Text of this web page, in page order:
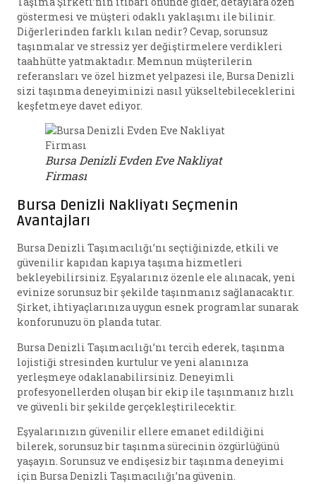
göstermesi ve müşteri odaklı yaklaşımı ile bilinir.
Diğerlerinden farklı kılan nedir? Cevap, sorunsuz
taşınmalar ve stressiz yer değiştirmelere verdikleri
taahhütte yatmaktadır. Memnun müşterilerin
referansları ve özel hizmet yelpazesi ile, Bursa Denizli
sizi taşınma deneyiminizi nasıl yükseltebileceklerini
keşfetmeye davet ediyor.
Bursa Denizli Evden Eve Nakliyat
Firması
Bursa Denizli Nakliyatı Seçmenin
Avantajları
Bursa Denizli Taşımacılığı’nı seçtiğinizde, etkili ve
güvenilir kapıdan kapıya taşıma hizmetleri
bekleyebilirsiniz. Eşyalarınız özenle ele alınacak, yeni
evinize sorunsuz bir şekilde taşınmanız sağlanacaktır.
Şirket, ihtiyaçlarınıza uygun esnek programlar sunarak
konforunuzu ön planda tutar.
Bursa Denizli Taşımacılığı’nı tercih ederek, taşınma
lojistiği stresinden kurtulur ve yeni alanınıza
yerleşmeye odaklanabilirsiniz. Deneyimli
profesyonellerden oluşan bir ekip ile taşınmanız hızlı
ve güvenli bir şekilde gerçekleştirilecektir.
Eşyalarınızın güvenilir ellere emanet edildiğini
bilerek, sorunsuz bir taşınma sürecinin özgürlüğünü
yaşayın. Sorunsuz ve endişesiz bir taşınma deneyimi
için Bursa Denizli Taşımacılığı’na güvenin.